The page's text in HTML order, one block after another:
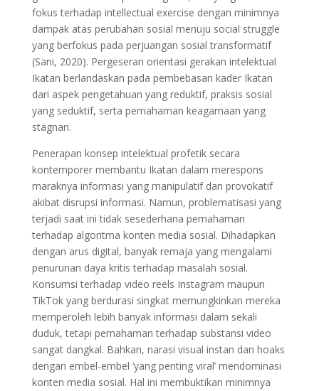
fokus terhadap intellectual exercise dengan minimnya
dampak atas perubahan sosial menuju social struggle
yang berfokus pada perjuangan sosial transformatif
(Sani, 2020). Pergeseran orientasi gerakan intelektual
Ikatan berlandaskan pada pembebasan kader Ikatan
dari aspek pengetahuan yang reduktif, praksis sosial
yang seduktif, serta pemahaman keagamaan yang
stagnan.
Penerapan konsep intelektual profetik secara
kontemporer membantu Ikatan dalam merespons
maraknya informasi yang manipulatif dan provokatif
akibat disrupsi informasi. Namun, problematisasi yang
terjadi saat ini tidak sesederhana pemahaman
terhadap algoritma konten media sosial. Dihadapkan
dengan arus digital, banyak remaja yang mengalami
penurunan daya kritis terhadap masalah sosial.
Konsumsi terhadap video reels Instagram maupun
TikTok yang berdurasi singkat memungkinkan mereka
memperoleh lebih banyak informasi dalam sekali
duduk, tetapi pemahaman terhadap substansi video
sangat dangkal. Bahkan, narasi visual instan dan hoaks
dengan embel-embel ‘yang penting viral’ mendominasi
konten media sosial. Hal ini membuktikan minimnya